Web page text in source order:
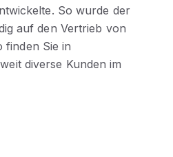
So wurde der
auf den Vertrieb von
Sie in
diverse Kunden im